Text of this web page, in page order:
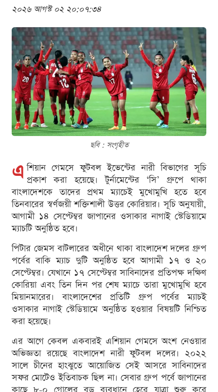
২০২৬ আগস্ট ০২ ২০:০৭:৩৪
ছবি : সংগৃহীত
এ শিয়ান গেমসে ফুটবল ইভেন্টের নারী বিভাগের সূচি
প্রকাশ করা হয়েছে। টুর্নামেন্টের ‘সি’ গ্রুপে থাকা
বাংলাদেশকে তাদের প্রথম ম্যাচেই মুখোমুখি হতে হবে
তিনবারের স্বর্ণজয়ী শক্তিশালী উত্তর কোরিয়ার। সূচি অনুযায়ী,
আগামী ১৪ সেপ্টেম্বর জাপানের ওসাকার নাগাই স্টেডিয়ামে
ম্যাচটি অনুষ্ঠিত হবে।
পিটার জেমস বাটলারের অধীনে থাকা বাংলাদেশ দলের গ্রুপ
পর্বের বাকি ম্যাচ দুটি অনুষ্ঠিত হবে আগামী ১৭ ও ২০
সেপ্টেম্বর। যেখানে ১৭ সেপ্টেম্বর সাবিনাদের প্রতিপক্ষ দক্ষিণ
কোরিয়া এবং তিন দিন পর শেষ ম্যাচে তারা মুখোমুখি হবে
মিয়ানমারের। বাংলাদেশের প্রতিটি গ্রুপ পর্বের ম্যাচই
ওসাকার নাগাই স্টেডিয়ামে অনুষ্ঠিত হওয়ার বিষয়টি নিশ্চিত
করা হয়েছে।
এর আগে কেবল একবারই এশিয়ান গেমসে অংশ নেওয়ার
অভিজ্ঞতা রয়েছে বাংলাদেশ নারী ফুটবল দলের। ২০২২
সালে চীনের হাংঝুতে আয়োজিত সেই আসরে সাবিনাদের
সফর মোটেও ইতিবাচক ছিল না। সেবার গ্রুপ পর্বে জাপানের